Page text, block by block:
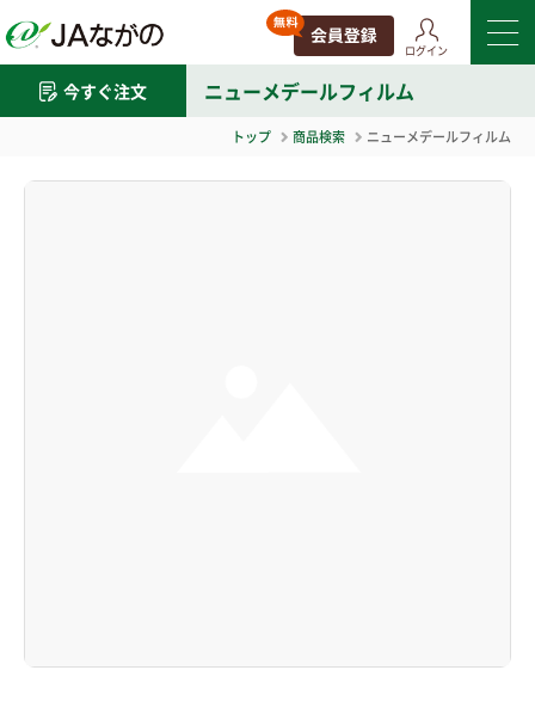
ログイン
今すぐ注文 ニューメデールフィルム
トップ 商品検索 ニューメデールフィルム